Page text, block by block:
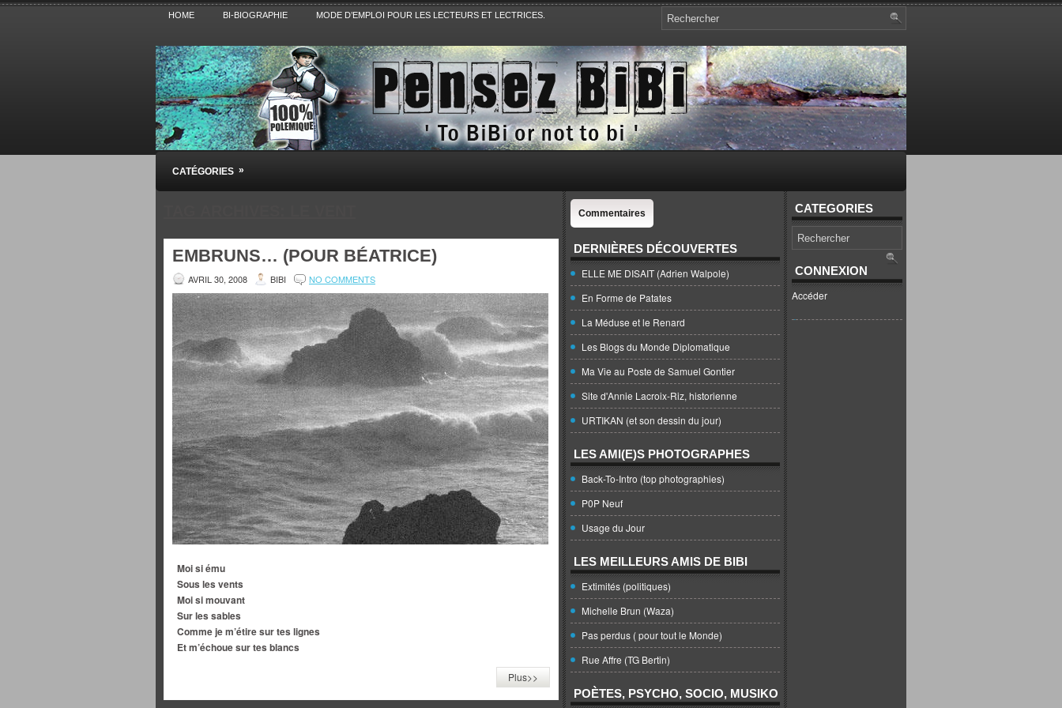
HOME BI-BIOGRAPHIE MODE D’EMPLOI POUR LES LECTEURS ET LECTRICES.
Pensez BiBi
Blog polémique sur l'Actualité, la Culture, la Politique, le Sport,. Avec Revue de presse et de blogs.
CATÉGORIES »
EMBRUNS… (POUR BÉATRICE)
AVRIL 30, 2008 BIBI NO COMMENTS
Moi si ému
Sous les vents
Moi si mouvant
Sur les sables
Comme je m’étire sur tes lignes
Et m’échoue sur tes blancs
Plus>>
Commentaires
DERNIÈRES DÉCOUVERTES
ELLE ME DISAIT (Adrien Walpole)
En Forme de Patates
La Méduse et le Renard
Les Blogs du Monde Diplomatique
Ma Vie au Poste de Samuel Gontier
Site d'Annie Lacroix-Riz, historienne
URTIKAN (et son dessin du jour)
LES AMI(E)S PHOTOGRAPHES
Back-To-Intro (top photographies)
P0P Neuf
Usage du Jour
LES MEILLEURS AMIS DE BIBI
Extimités (politiques)
Michelle Brun (Waza)
Pas perdus ( pour tout le Monde)
Rue Affre (TG Bertin)
POÈTES, PSYCHO, SOCIO, MUSIKO
CATEGORIES
CONNEXION
Accéder